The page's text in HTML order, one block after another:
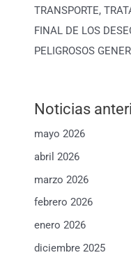
TRANSPORTE,
FINAL DE LOS
PELIGROSOS
Noticias
mayo 2026
abril 2026
marzo 2026
febrero 2026
enero 2026
diciembre 2025